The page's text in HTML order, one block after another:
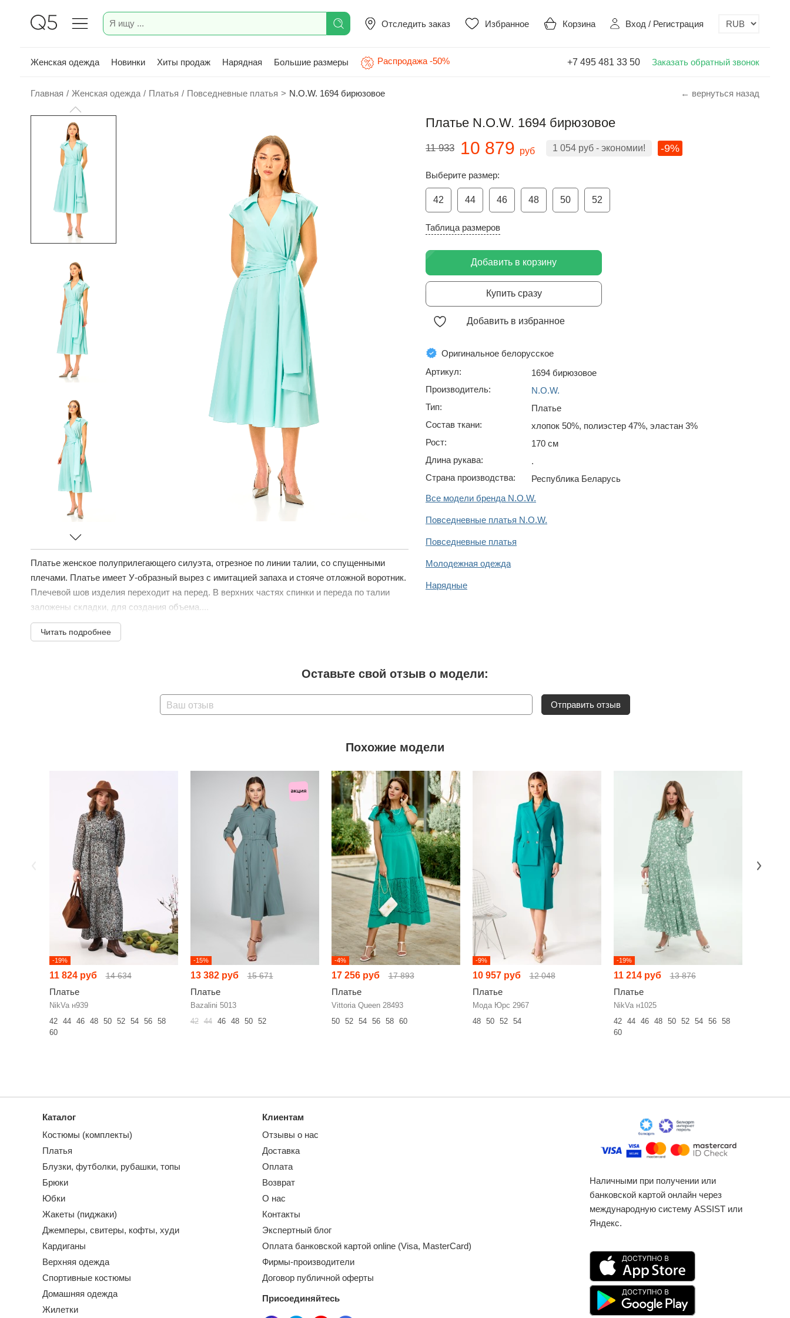
Отследить заказ Избранное Корзина Вход / Регистрация
Женская одежда Новинки Хиты продаж Нарядная Большие размеры Распродажа -50% +7 495 481 33 50 Заказать обратный звонок
Главная / Женская одежда / Платья / Повседневные платья > N.O.W. 1694 бирюзовое ← вернуться назад
Платье женское полуприлегающего силуэта, отрезное по линии талии, со спущенными
плечами. Платье имеет У-образный вырез с имитацией запаха и стояче отложной воротник.
Плечевой шов изделия переходит на перед. В верхних частях спинки и переда по талии
заложены складки, для создания объема....
Читать подробнее
Платье N.O.W. 1694 бирюзовое
11 933 10 879 руб 1 054 руб - экономии! -9%
Выберите размер:
42 44 46 48 50 52
Таблица размеров
Добавить в корзину
Купить сразу
Добавить в избранное
Оригинальное белорусское
Артикул:
1694 бирюзовое
Производитель:
N.O.W.
Тип:
Платье
Состав ткани:
хлопок 50%, полиэстер 47%, эластан 3%
Рост:
170 см
Длина рукава:
.
Страна производства:
Республика Беларусь
Все модели бренда N.O.W.
Повседневные платья N.O.W.
Повседневные платья
Молодежная одежда
Нарядные
Оставьте свой отзыв о модели:
Ваш отзыв Отправить отзыв
Похожие модели
-19%
11 824 руб 14 634
Платье
NikVa н939
42
44 46 48 50 52 54 56
58
60
-15%
13 382 руб 15 671
Платье
Bazalini 5013
42 44 46 48 50 52
-4%
17 256 руб 17 893
Платье
Vittoria Queen 28493
50
52 54 56 58 60
-9%
10 957 руб 12 048
Платье
Мода Юрс 2967
48
50 52 54
-19%
11 214 руб 13 876
Платье
NikVa н1025
42
44 46 48 50 52 54 56
58
60
Каталог
Костюмы (комплекты)
Платья
Блузки, футболки, рубашки, топы
Брюки
Юбки
Жакеты (пиджаки)
Джемперы, свитеры, кофты, худи
Кардиганы
Верхняя одежда
Спортивные костюмы
Домашняя одежда
Жилетки
Клиентам
Отзывы о нас
Доставка
Оплата
Возврат
О нас
Контакты
Экспертный блог
Оплата банковской картой online (Visa, MasterCard)
Фирмы-производители
Договор публичной оферты
Присоединяйтесь
Наличными при получении или
банковской картой онлайн через
международную систему ASSIST или
Яндекс.